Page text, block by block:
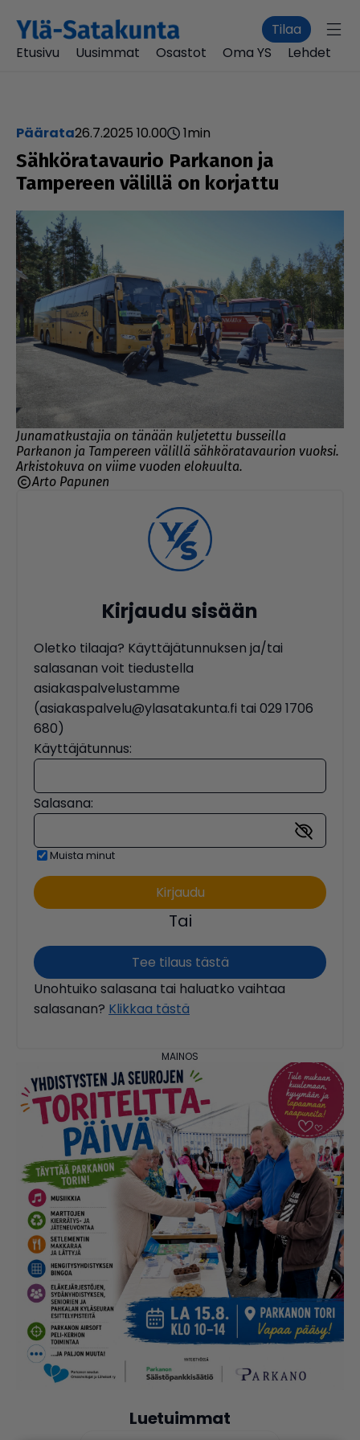
Tilaa
Etusivu
Uusimmat Osastot Oma YS Lehdet
päärata26.7.2025 10.00 1min
Säh­kö­ra­ta­vau­rio Parkanon ja
Tampereen välillä on korjattu
Junamatkustajia on tänään kuljetettu busseilla
Parkanon ja Tampereen välillä sähköratavaurion vuoksi.
Arkistokuva on viime vuoden elokuulta.
Arto Papunen
Kirjaudu sisään
Oletko tilaaja? Käyttäjätunnuksen ja/tai
salasanan voit tiedustella
asiakaspalvelustamme
(asiakaspalvelu@ylasatakunta.fi tai 029 1706
680)
Käyttäjätunnus:
Salasana:
Muista minut
Tai
Tee tilaus tästä
Unohtuiko salasana tai haluatko vaihtaa
salasanan? Klikkaa tästä
Luetuimmat